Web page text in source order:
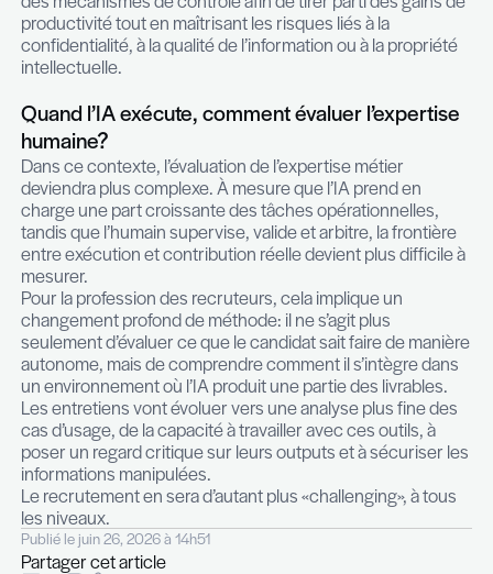
La question n’est plus de savoir si les entreprises
adopter l’IA: elles ont déjà pris ce virage. Dans
secteurs, les outils d’intelligence artificielle
progressivement aux processus métiers, à la
contenus, à l’analyse de données ou encore à la
client. L’enjeu se déplace désormais vers
des usages: définir les bonnes pratiques,
données sensibles, garantir la conformité
former les collaborateurs à une utilisation
efficace de ces technologies.
Les organisations les plus avancées ne
remplacer des métiers, mais à structurer une
performante entre l’humain et l’IA. Elles mettent
des référentiels d’usage, des chartes de
des mécanismes de contrôle afin de tirer parti
productivité tout en maîtrisant les risques liés à la
confidentialité, à la qualité de l’information ou à la
intellectuelle.
Quand l’IA exécute, comment évaluer